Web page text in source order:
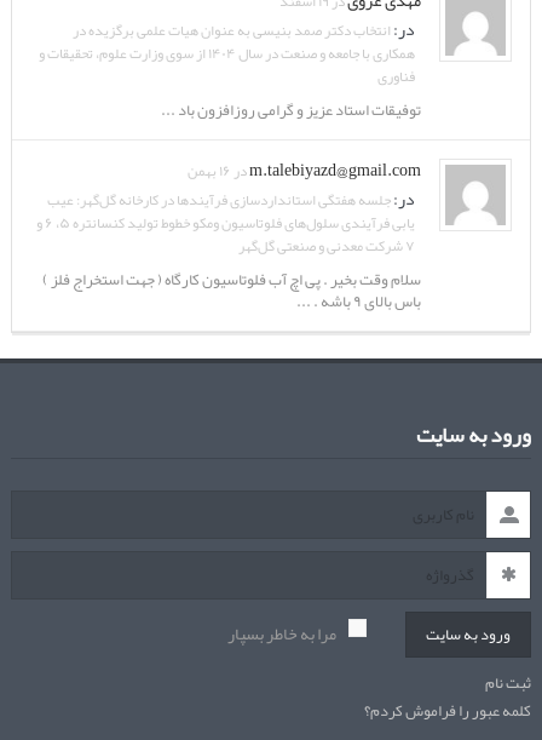
در:انتخاب دکتر صمد بنیسی به عنوان هیات علمی برگزیده در
همکاری با جامعه و صنعت در سال ۱۴۰۴ از سوی وزارت علوم، تحقیقات و
فناوری
توفیقات استاد عزیز و گرامی روزافزون باد ...
m.talebiyazd@gmail.comدر ۱۶ بهمن
در:جلسه هفتگی استانداردسازی فرآیندها در کارخانه گل‌گهر: عیب
یابی فرآیندی سلول‌های فلوتاسیون ومکو خطوط تولید کنسانتره ۵، ۶ و
۷ شرکت معدنی و صنعتی گل‌گهر
سلام وقت بخیر . پی اچ آب فلوتاسیون کارگاه ( جهت استخراج فلز )
باس بالای ۹ باشه . ...
ورود به سایت
ورود به سایت مرا به خاطر بسپار
ثبت نام
کلمه عبور را فراموش کردم؟